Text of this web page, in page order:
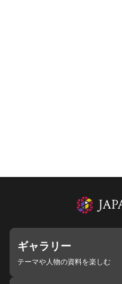
ギャラリー
テーマや人物の資料を楽しむ